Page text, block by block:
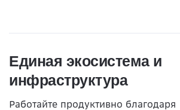
Единая экосистема и
инфраструктура
Работайте продуктивно благодаря